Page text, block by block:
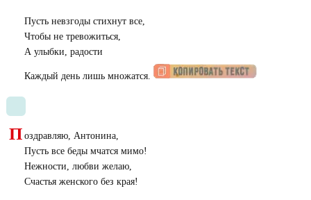
Пусть невзгоды стихнут все,
Чтобы не тревожиться,
А улыбки, радости
Каждый день лишь множатся.
П оздравляю, Антонина,
Пусть все беды мчатся мимо!
Нежности, любви желаю,
Счастья женского без края!